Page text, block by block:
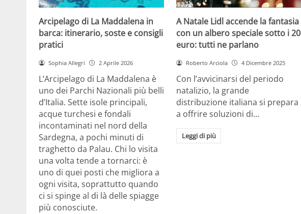
Arcipelago di La Maddalena in
barca: itinerario, soste e consigli
pratici
Sophia Allegri 2 Aprile 2026
L’Arcipelago di La Maddalena è
uno dei Parchi Nazionali più belli
d’Italia. Sette isole principali,
acque turchesi e fondali
incontaminati nel nord della
Sardegna, a pochi minuti di
traghetto da Palau. Chi lo visita
una volta tende a tornarci: è
uno di quei posti che migliora a
ogni visita, soprattutto quando
ci si spinge al di là delle spiagge
più conosciute.
A Natale Lidl accende la fantasia
con un albero speciale sotto i 20
euro: tutti ne parlano
Roberto Arciola 4 Dicembre 2025
Con l’avvicinarsi del periodo
natalizio, la grande
distribuzione italiana si prepara
a offrire soluzioni di…
Leggi di più